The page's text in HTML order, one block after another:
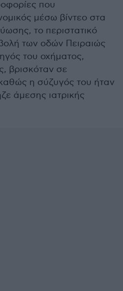
που
μέσω βίντεο στα
το περιστατικό
των οδών Πειραιώς
του οχήματος,
βρισκόταν σε
η σύζυγός του ήταν
άμεσης ιατρικής